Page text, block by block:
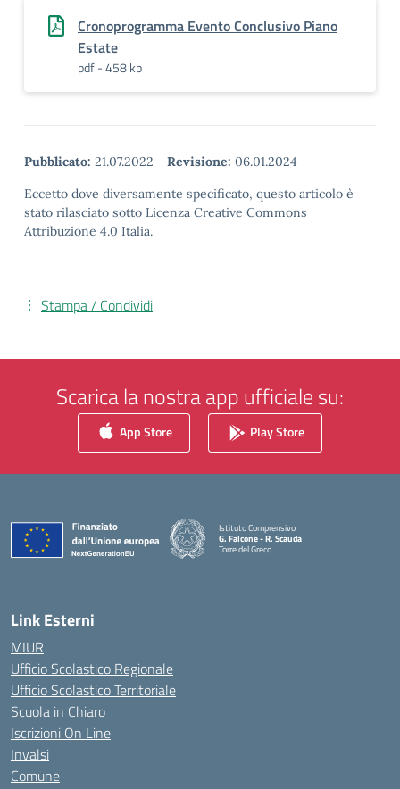
Cronoprogramma Evento Conclusivo Piano
Estate
pdf - 458 kb
Pubblicato: 21.07.2022 - Revisione: 06.01.2024
Eccetto dove diversamente specificato, questo articolo è
stato rilasciato sotto Licenza Creative Commons
Attribuzione 4.0 Italia.
Stampa / Condividi
Scarica la nostra app ufficiale su:
App Store Play Store
Istituto Comprensivo
G. Falcone - R. Scauda
Torre del Greco
Link Esterni
MIUR
Ufficio Scolastico Regionale
Ufficio Scolastico Territoriale
Scuola in Chiaro
Iscrizioni On Line
Invalsi
Comune